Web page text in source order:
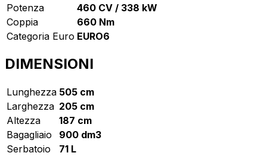
Potenza
460 CV / 338 kW
Coppia
660 Nm
Categoria Euro EURO6
DIMENSIONI
Lunghezza 505 cm
Larghezza 205 cm
Altezza
187 cm
Bagagliaio
900 dm3
Serbatoio
71 L